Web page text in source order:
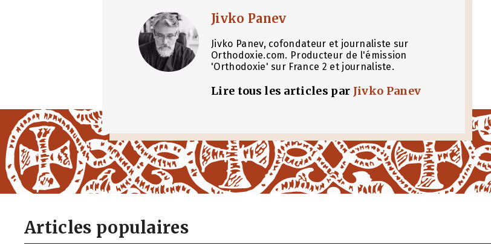
Jivko Panev
Jivko Panev, cofondateur et journaliste sur
Orthodoxie.com. Producteur de l'émission
'Orthodoxie' sur France 2 et journaliste.
Lire tous les articles par Jivko Panev
Articles populaires